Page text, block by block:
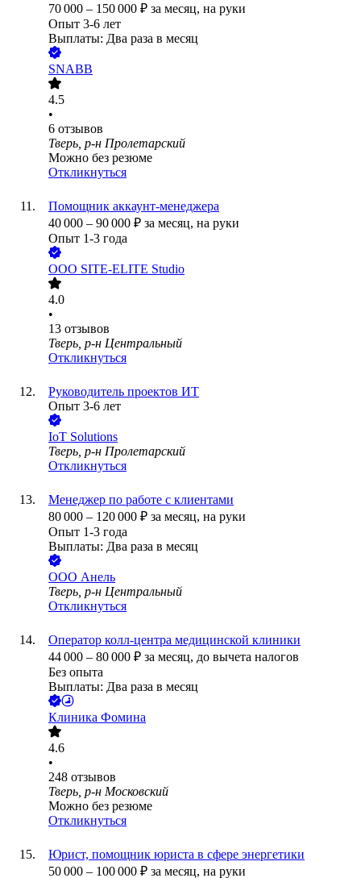
70 000 – 150 000 ₽ за месяц, на руки
Опыт 3-6 лет
Выплаты: Два раза в месяц
SNABB
4.5
•
6 отзывов
Тверь, р-н Пролетарский
Можно без резюме
Откликнуться
Помощник аккаунт-менеджера
40 000 – 90 000 ₽ за месяц, на руки
Опыт 1-3 года
ООО SITE-ELITE Studio
4.0
•
13 отзывов
Тверь, р-н Центральный
Откликнуться
Руководитель проектов ИТ
Опыт 3-6 лет
IoT Solutions
Тверь, р-н Пролетарский
Откликнуться
Менеджер по работе с клиентами
80 000 – 120 000 ₽ за месяц, на руки
Опыт 1-3 года
Выплаты: Два раза в месяц
ООО Анель
Тверь, р-н Центральный
Откликнуться
Оператор колл-центра медицинской клиники
44 000 – 80 000 ₽ за месяц, до вычета налогов
Без опыта
Выплаты: Два раза в месяц
Клиника Фомина
4.6
•
248 отзывов
Тверь, р-н Московский
Можно без резюме
Откликнуться
Юрист, помощник юриста в сфере энергетики
50 000 – 100 000 ₽ за месяц, на руки